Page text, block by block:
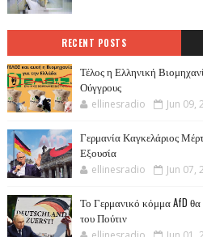
RECENT POSTS
Τέλος η Ελληνική
Ούγγρους
ellinesradio Jun 09,
Γερμανία Καγκελάριος
Εξουσία
ellinesradio Jun 07,
Το Γερμανικό κόμμα AfD
του Πούτιν